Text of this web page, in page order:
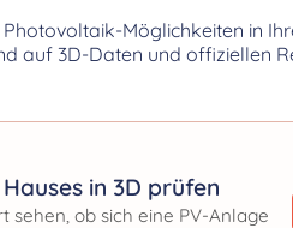
Möglichkeiten in
auf 3D-Daten und offiziellen
in 3D prüfen
sehen, ob sich eine PV-Anlage